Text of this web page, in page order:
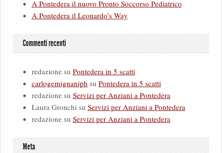
A Pontedera il nuovo Pronto Soccorso Pediatrico
A Pontedera il Leonardo’s Way
Commenti recenti
redazionesu Pontedera in 5 scatti
carlogemignaniph su Pontedera in 5 scatti
redazionesu Servizi per Anziani a Pontedera
Laura Gronchisu Servizi per Anziani a Pontedera
redazionesu Servizi per Anziani a Pontedera
Meta